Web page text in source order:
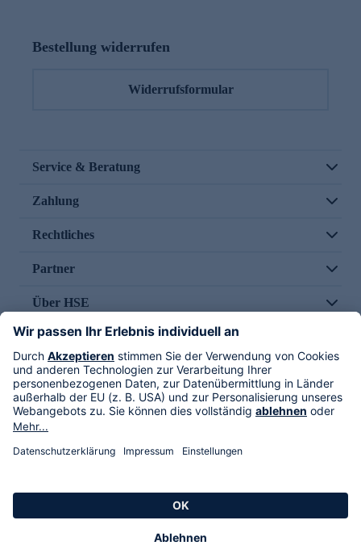
Bestellung widerrufen
Widerrufsformular
Service & Beratung
Zahlung
Rechtliches
Partner
Über HSE
Im TV
HSE International